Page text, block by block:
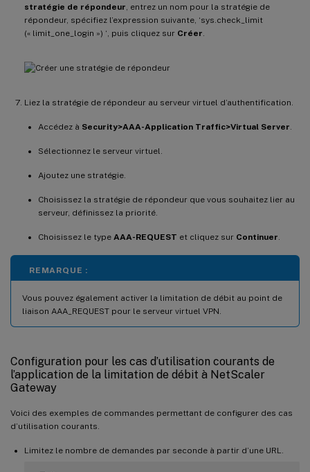
stratégie de répondeur, entrez un nom pour la stratégie de
répondeur, spécifiez l’expression suivante, ‘sys.check_limit
(« limit_one_login ») ‘, puis cliquez sur Créer.
Liez la stratégie de répondeur au serveur virtuel d’authentification.
Accédez à Security>AAA-Application Traffic>Virtual Server.
Sélectionnez le serveur virtuel.
Ajoutez une stratégie.
Choisissez la stratégie de répondeur que vous souhaitez lier au
serveur, définissez la priorité.
Choisissez le type AAA-REQUEST et cliquez sur Continuer.
REMARQUE :
Vous pouvez également activer la limitation de débit au point de
liaison AAA_REQUEST pour le serveur virtuel VPN.
Configuration pour les cas d’utilisation courants de
l’application de la limitation de débit à NetScaler
Gateway
Voici des exemples de commandes permettant de configurer des cas
d’utilisation courants.
Limitez le nombre de demandes par seconde à partir d’une URL.